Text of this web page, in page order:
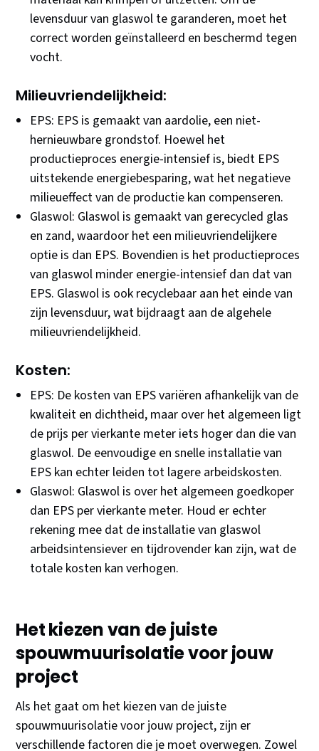
levensduur van glaswol te garanderen, moet het
correct worden geïnstalleerd en beschermd tegen
vocht.
Milieuvriendelijkheid:
EPS: EPS is gemaakt van aardolie, een niet-
hernieuwbare grondstof. Hoewel het
productieproces energie-intensief is, biedt EPS
uitstekende energiebesparing, wat het negatieve
milieueffect van de productie kan compenseren.
Glaswol: Glaswol is gemaakt van gerecycled glas
en zand, waardoor het een milieuvriendelijkere
optie is dan EPS. Bovendien is het productieproces
van glaswol minder energie-intensief dan dat van
EPS. Glaswol is ook recyclebaar aan het einde van
zijn levensduur, wat bijdraagt aan de algehele
milieuvriendelijkheid.
Kosten:
EPS: De kosten van EPS variëren afhankelijk van de
kwaliteit en dichtheid, maar over het algemeen ligt
de prijs per vierkante meter iets hoger dan die van
glaswol. De eenvoudige en snelle installatie van
EPS kan echter leiden tot lagere arbeidskosten.
Glaswol: Glaswol is over het algemeen goedkoper
dan EPS per vierkante meter. Houd er echter
rekening mee dat de installatie van glaswol
arbeidsintensiever en tijdrovender kan zijn, wat de
totale kosten kan verhogen.
Het kiezen van de juiste
spouwmuurisolatie voor jouw
project
Als het gaat om het kiezen van de juiste
spouwmuurisolatie voor jouw project, zijn er
verschillende factoren die je moet overwegen. Zowel